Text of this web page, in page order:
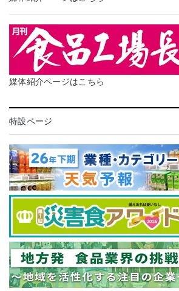
媒体紹介ページはこちら
特設ページ